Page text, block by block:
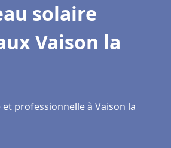
solaire
Vaison la
professionnelle à Vaison la